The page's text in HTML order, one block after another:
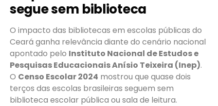
segue sem biblioteca
O impacto das bibliotecas em escolas públicas do
Ceará ganha relevância diante do cenário nacional
apontado pelo Instituto Nacional de Estudos e
Pesquisas Educacionais Anísio Teixeira (Inep).
O Censo Escolar 2024 mostrou que quase dois
terços das escolas brasileiras seguem sem
biblioteca escolar pública ou sala de leitura.